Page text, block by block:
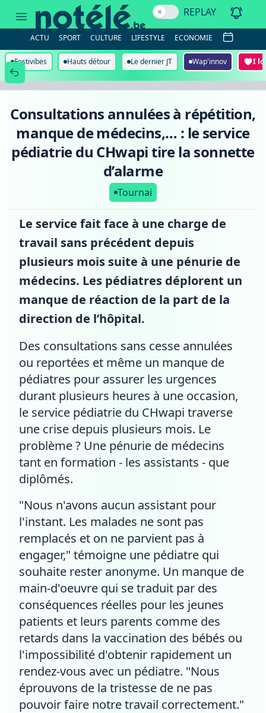
annulées
répétition,
de
médecins,
:
le
pédiatrie
sonnette
REPLAY
ACTU SPORT CULTURE LIFESTYLE ECONOMIE
Festivibes Hauts détour Le dernier JT Wap'innov I
Consultations annulées à répétition,
manque de médecins,… : le service
pédiatrie du CHwapi tire la sonnette
d’alarme
Tournai
Le service fait face à une charge de
travail sans précédent depuis
plusieurs mois suite à une pénurie de
médecins. Les pédiatres déplorent un
manque de réaction de la part de la
direction de l’hôpital.
Des consultations sans cesse annulées
ou reportées et même un manque de
pédiatres pour assurer les urgences
durant plusieurs heures à une occasion,
le service pédiatrie du CHwapi traverse
une crise depuis plusieurs mois. Le
problème ? Une pénurie de médecins
tant en formation - les assistants - que
diplômés.
"Nous n'avons aucun assistant pour
l'instant. Les malades ne sont pas
remplacés et on ne parvient pas à
engager," témoigne une pédiatre qui
souhaite rester anonyme. Un manque de
main-d'oeuvre qui se traduit par des
conséquences réelles pour les jeunes
patients et leurs parents comme des
retards dans la vaccination des bébés ou
l'impossibilité d'obtenir rapidement un
rendez-vous avec un pédiatre. "Nous
éprouvons de la tristesse de ne pas
pouvoir faire notre travail correctement."